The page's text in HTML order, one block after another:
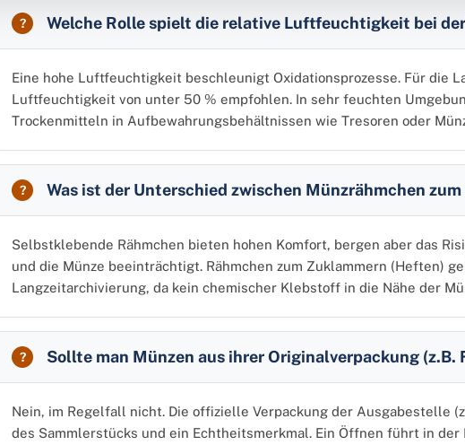
Welche Rolle spielt die relative Luftfeuchtigkeit bei
Eine hohe Luftfeuchtigkeit beschleunigt Oxidationsprozesse. Für die
Luftfeuchtigkeit von unter 50 % empfohlen. In sehr feuchten
Trockenmitteln in Aufbewahrungsbehältnissen wie Tresoren oder
Was ist der Unterschied zwischen Münzrähmchen
Selbstklebende Rähmchen bieten hohen Komfort, bergen aber das
und die Münze beeinträchtigt. Rähmchen zum Zuklammern (Heften)
Langzeitarchivierung, da kein chemischer Klebstoff in die Nähe der
Sollte man Münzen aus ihrer Originalverpackung
Nein, im Regelfall nicht. Die offizielle Verpackung der Ausgabestelle
des Sammlerstücks und ein Echtheitsmerkmal. Ein Öffnen führt in